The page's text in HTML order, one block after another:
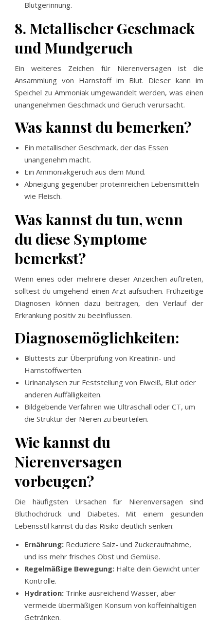
Blutgerinnung.
8. Metallischer Geschmack
und Mundgeruch
Ein weiteres Zeichen für Nierenversagen ist die
Ansammlung von Harnstoff im Blut. Dieser kann im
Speichel zu Ammoniak umgewandelt werden, was einen
unangenehmen Geschmack und Geruch verursacht.
Was kannst du bemerken?
Ein metallischer Geschmack, der das Essen
unangenehm macht.
Ein Ammoniakgeruch aus dem Mund.
Abneigung gegenüber proteinreichen Lebensmitteln
wie Fleisch.
Was kannst du tun, wenn
du diese Symptome
bemerkst?
Wenn eines oder mehrere dieser Anzeichen auftreten,
solltest du umgehend einen Arzt aufsuchen. Frühzeitige
Diagnosen können dazu beitragen, den Verlauf der
Erkrankung positiv zu beeinflussen.
Diagnosemöglichkeiten:
Bluttests zur Überprüfung von Kreatinin- und
Harnstoffwerten.
Urinanalysen zur Feststellung von Eiweiß, Blut oder
anderen Auffälligkeiten.
Bildgebende Verfahren wie Ultraschall oder CT, um
die Struktur der Nieren zu beurteilen.
Wie kannst du
Nierenversagen
vorbeugen?
Die häufigsten Ursachen für Nierenversagen sind
Bluthochdruck und Diabetes. Mit einem gesunden
Lebensstil kannst du das Risiko deutlich senken:
Ernährung: Reduziere Salz- und Zuckeraufnahme,
und iss mehr frisches Obst und Gemüse.
Regelmäßige Bewegung: Halte dein Gewicht unter
Kontrolle.
Hydration: Trinke ausreichend Wasser, aber
vermeide übermäßigen Konsum von koffeinhaltigen
Getränken.